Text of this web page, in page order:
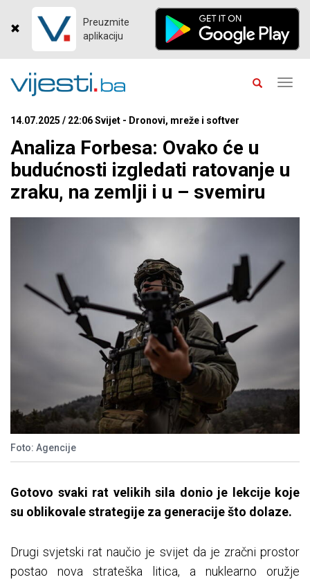
Preuzmite
aplikaciju
14.07.2025 / 22:06 Svijet - Dronovi, mreže i softver
Analiza Forbesa: Ovako će u
budućnosti izgledati ratovanje u
zraku, na zemlji i u – svemiru
Foto: Agencije
Gotovo svaki rat velikih sila donio je lekcije koje
su oblikovale strategije za generacije što dolaze.
Drugi svjetski rat naučio je svijet da je zračni prostor
postao nova strateška litica, a nuklearno oružje